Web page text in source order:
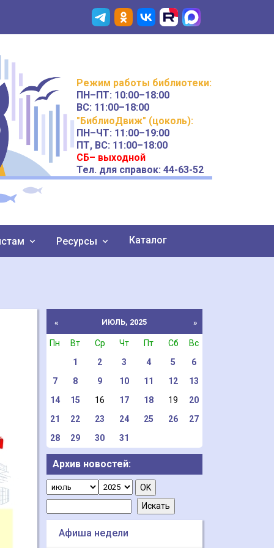
Режим работы библиотеки:
ПН–ПТ: 10:00–18:00
ВС: 11:00–18:00
"БиблиоДвиж" (цоколь):
ПН–ЧТ: 11:00–19:00
ПТ, ВС: 11:00–18:00
СБ– выходной
Тел. для справок: 44-63-52
Ресурсы Каталог
« ИЮЛЬ, 2025 »
Пн Вт Ср Чт Пт Сб
Вс
1
2 3 4 5
6
7
8 9 10 11 12
13
14
15 16 17 18 19
20
21
22 23 24 25 26
27
28
29 30 31
Архив новостей:
Афиша недели